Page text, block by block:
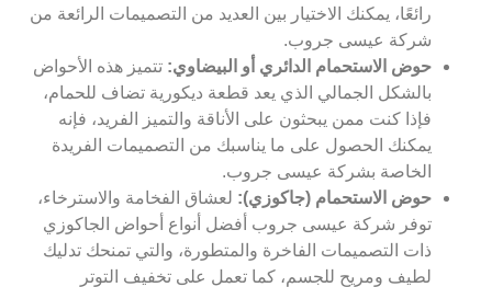
رائعًا، يمكنك الاختيار بين العديد من التصميمات الرائعة من
شركة عيسى جروب.
حوض الاستحمام الدائري أو البيضاوي: تتميز هذه الأحواض
بالشكل الجمالي الذي يعد قطعة ديكورية تضاف للحمام،
فإذا كنت ممن يبحثون على الأناقة والتميز الفريد، فإنه
يمكنك الحصول على ما يناسبك من التصميمات الفريدة
الخاصة بشركة عيسى جروب.
حوض الاستحمام (جاكوزي): لعشاق الفخامة والاسترخاء،
توفر شركة عيسى جروب أفضل أنواع أحواض الجاكوزي
ذات التصميمات الفاخرة والمتطورة، والتي تمنحك تدليك
لطيف ومريح للجسم، كما تعمل على تخفيف التوتر